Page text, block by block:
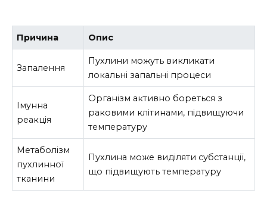
Причина Опис
Запалення
Пухлини можуть викликати
локальні запальні процеси
Імунна
реакція
Організм активно бореться з
раковими клітинами, підвищуючи
температуру
Метаболізм
пухлинної
тканини
Пухлина може виділяти субстанції,
що підвищують температуру